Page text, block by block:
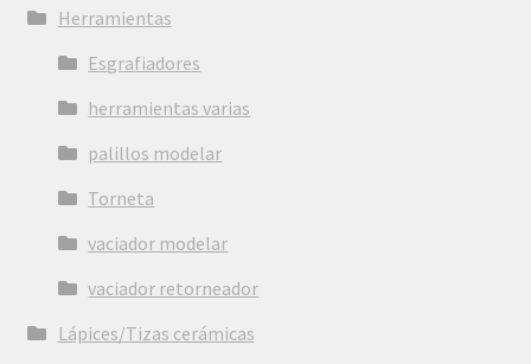
Herramientas
Esgrafiadores
herramientas varias
palillos modelar
Torneta
vaciador modelar
vaciador retorneador
Lápices/Tizas cerámicas